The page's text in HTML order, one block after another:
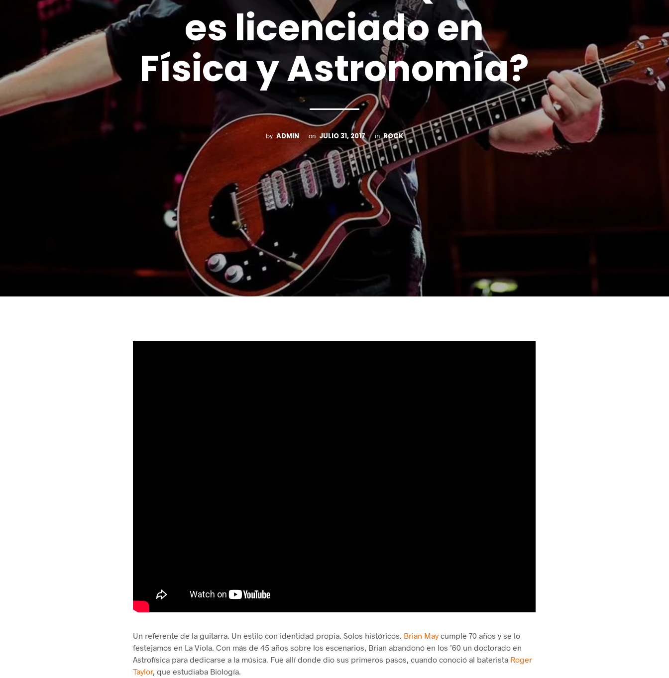
es licenciado en
Física y Astronomía?
by ADMIN on JULIO 31, 2017 in ROCK
Un referente de la guitarra. Un estilo con identidad propia. Solos históricos. Brian Maycumple 70 años y se lo
festejamos en La Viola. Con más de 45 años sobre los escenarios, Brian abandonó en los ’60 un doctorado en
Astrofísica para dedicarse a la música. Fue allí donde dio sus primeros pasos, cuando conoció al baterista Roger
Taylor, que estudiaba Biología.